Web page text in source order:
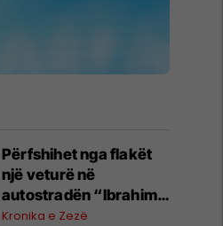
Përfshihet nga flakët
një veturë në
autostradën “Ibrahim
Rugova”
Kronika e Zezë